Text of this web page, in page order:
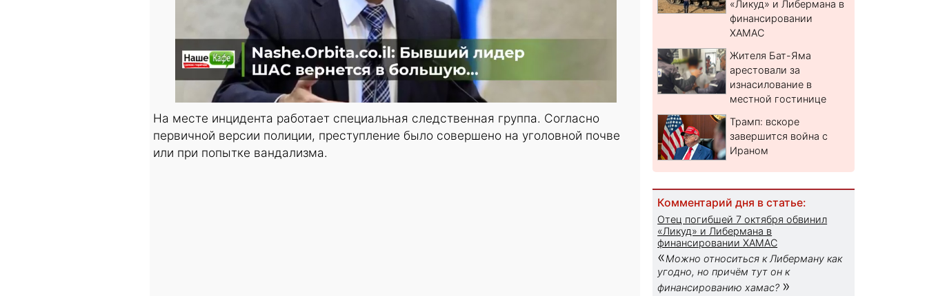
На месте инцидента работает специальная следственная группа. Согласно
первичной версии полиции, преступление было совершено на уголовной почве
или при попытке вандализма.
«Ликуд» и Либермана в
финансировании
ХАМАС
Жителя Бат-Яма
арестовали за
изнасилование в
местной гостинице
Трамп: вскоре
завершится война с
Ираном
Комментарий дня в статье:
Отец погибшей 7 октября обвинил
«Ликуд» и Либермана в
финансировании ХАМАС
«Можно относиться к Либерману как
угодно, но причём тут он к
финансированию хамас? »